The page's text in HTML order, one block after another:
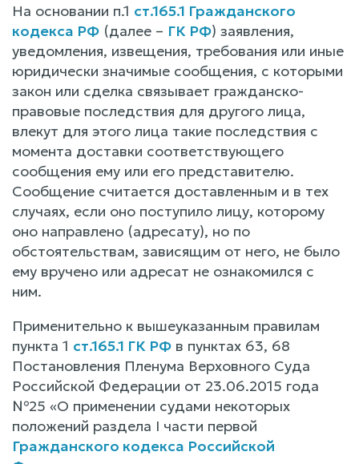
На основании п.1 ст.165.1 Гражданского
кодекса РФ (далее – ГК РФ) заявления,
уведомления, извещения, требования или иные
юридически значимые сообщения, с которыми
закон или сделка связывает гражданско-
правовые последствия для другого лица,
влекут для этого лица такие последствия с
момента доставки соответствующего
сообщения ему или его представителю.
Сообщение считается доставленным и в тех
случаях, если оно поступило лицу, которому
оно направлено (адресату), но по
обстоятельствам, зависящим от него, не было
ему вручено или адресат не ознакомился с
ним.
Применительно к вышеуказанным правилам
пункта 1 ст.165.1 ГК РФ в пунктах 63, 68
Постановления Пленума Верховного Суда
Российской Федерации от 23.06.2015 года
№25 «О применении судами некоторых
положений раздела I части первой
Гражданского кодекса Российской